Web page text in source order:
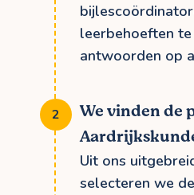
leerbehoeften
antwoorden op
We vinden de
Uit ons
selecteren we